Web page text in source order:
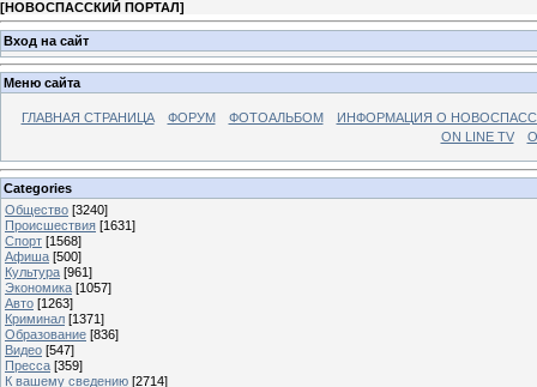
[НОВОСПАССКИЙ ПОРТАЛ]
Вход на сайт
Меню сайта
ГЛАВНАЯ СТРАНИЦА ФОРУМ ФОТОАЛЬБОМ
ИНФОРМАЦИЯ О
ON LINE TV
Categories
Общество [3240]
Происшествия [1631]
Спорт [1568]
Афиша [500]
Культура [961]
Экономика [1057]
Авто [1263]
Криминал [1371]
Образование [836]
Видео [547]
Пресса [359]
К вашему сведению [2714]